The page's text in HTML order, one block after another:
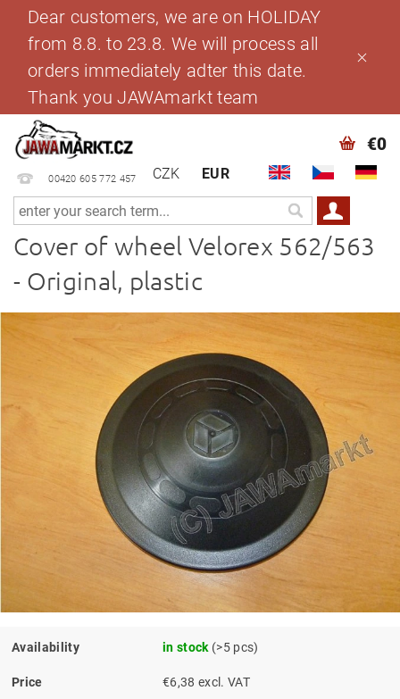
Dear customers, we are on HOLIDAY
from 8.8. to 23.8. We will process all
orders immediately adter this date.
Thank you JAWAmarkt team
00420 605 772 457 CZK EUR
€0
Cover of wheel Velorex 562/563
- Original, plastic
Availability in stock (>5 pcs)
Price €6,38 excl. VAT